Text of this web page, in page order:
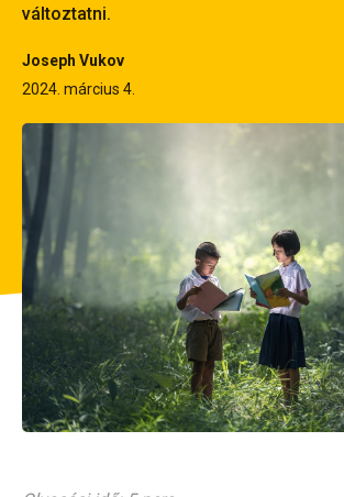
változtatni.
Joseph Vukov
2024. március 4.